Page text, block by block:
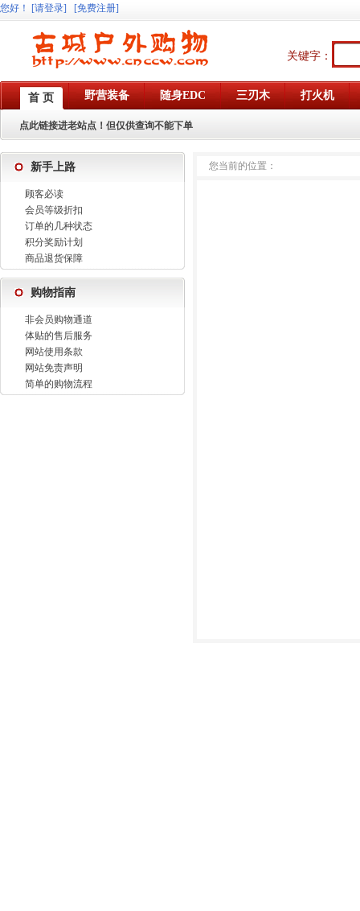
您好 ！ [请登录] [免费注册]
关键字：
首 页 野营装备 随身EDC 三刃木 打火机
点此链接进老站点！但仅供查询不能下单
新手上路
顾客必读
会员等级折扣
订单的几种状态
积分奖励计划
商品退货保障
购物指南
非会员购物通道
体贴的售后服务
网站使用条款
网站免责声明
简单的购物流程
您当前的位置：